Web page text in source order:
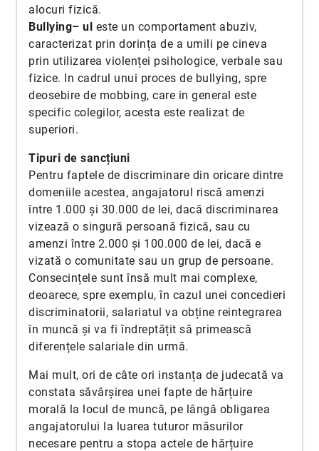
alocuri fizică.
Bullying– ul este un comportament abuziv,
caracterizat prin dorința de a umili pe cineva
prin utilizarea violenței psihologice, verbale sau
fizice. In cadrul unui proces de bullying, spre
deosebire de mobbing, care in general este
specific colegilor, acesta este realizat de
superiori.
Tipuri de sancțiuni
Pentru faptele de discriminare din oricare dintre
domeniile acestea, angajatorul riscă amenzi
între 1.000 și 30.000 de lei, dacă discriminarea
vizează o singură persoană fizică, sau cu
amenzi între 2.000 și 100.000 de lei, dacă e
vizată o comunitate sau un grup de persoane.
Consecințele sunt însă mult mai complexe,
deoarece, spre exemplu, în cazul unei concedieri
discriminatorii, salariatul va obține reintegrarea
în muncă și va fi îndreptățit să primească
diferențele salariale din urmă.
Mai mult, ori de câte ori instanța de judecată va
constata săvârșirea unei fapte de hărțuire
morală la locul de muncă, pe lângă obligarea
angajatorului la luarea tuturor măsurilor
necesare pentru a stopa actele de hărțuire